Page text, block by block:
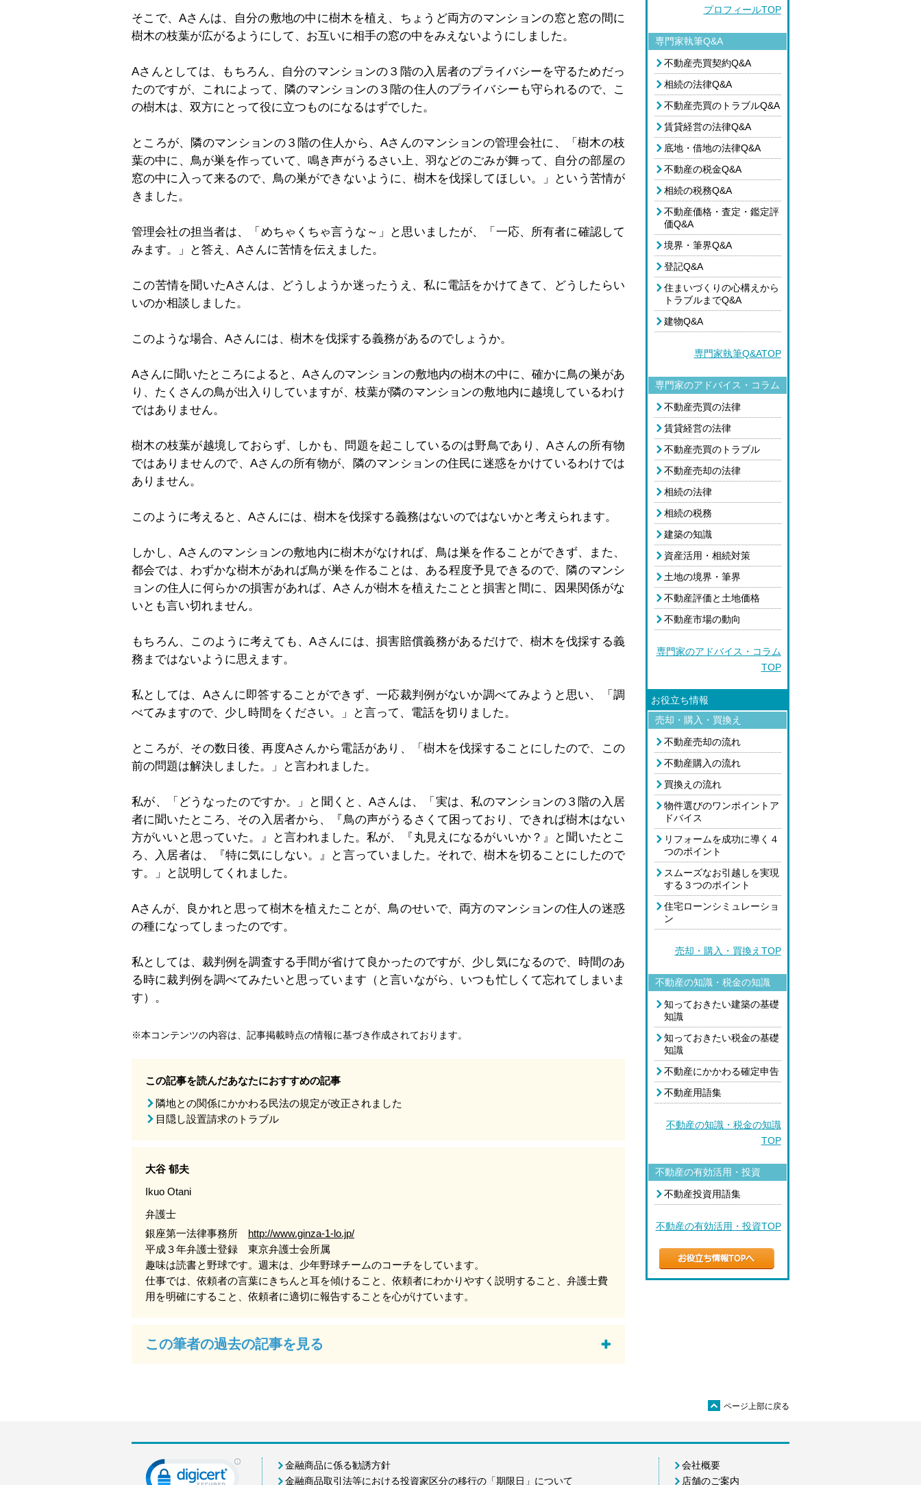
そこで、Aさんは、自分の敷地の中に樹木を植え、ちょうど両方のマンションの窓と窓の間に
樹木の枝葉が広がるようにして、お互いに相手の窓の中をみえないようにしました。
Aさんとしては、もちろん、自分のマンションの３階の入居者のプライバシーを守るためだっ
たのですが、これによって、隣のマンションの３階の住人のプライバシーも守られるので、こ
の樹木は、双方にとって役に立つものになるはずでした。
ところが、隣のマンションの３階の住人から、Aさんのマンションの管理会社に、「樹木の枝
葉の中に、鳥が巣を作っていて、鳴き声がうるさい上、羽などのごみが舞って、自分の部屋の
窓の中に入って来るので、鳥の巣ができないように、樹木を伐採してほしい。」という苦情が
きました。
管理会社の担当者は、「めちゃくちゃ言うな～」と思いましたが、「一応、所有者に確認して
みます。」と答え、Aさんに苦情を伝えました。
この苦情を聞いたAさんは、どうしようか迷ったうえ、私に電話をかけてきて、どうしたらい
いのか相談しました。
このような場合、Aさんには、樹木を伐採する義務があるのでしょうか。
Aさんに聞いたところによると、Aさんのマンションの敷地内の樹木の中に、確かに鳥の巣があ
り、たくさんの鳥が出入りしていますが、枝葉が隣のマンションの敷地内に越境しているわけ
ではありません。
樹木の枝葉が越境しておらず、しかも、問題を起こしているのは野鳥であり、Aさんの所有物
ではありませんので、Aさんの所有物が、隣のマンションの住民に迷惑をかけているわけでは
ありません。
このように考えると、Aさんには、樹木を伐採する義務はないのではないかと考えられます。
しかし、Aさんのマンションの敷地内に樹木がなければ、鳥は巣を作ることができず、また、
都会では、わずかな樹木があれば鳥が巣を作ることは、ある程度予見できるので、隣のマンシ
ョンの住人に何らかの損害があれば、Aさんが樹木を植えたことと損害と間に、因果関係がな
いとも言い切れません。
もちろん、このように考えても、Aさんには、損害賠償義務があるだけで、樹木を伐採する義
務まではないように思えます。
私としては、Aさんに即答することができず、一応裁判例がないか調べてみようと思い、「調
べてみますので、少し時間をください。」と言って、電話を切りました。
ところが、その数日後、再度Aさんから電話があり、「樹木を伐採することにしたので、この
前の問題は解決しました。」と言われました。
私が、「どうなったのですか。」と聞くと、Aさんは、「実は、私のマンションの３階の入居
者に聞いたところ、その入居者から、『鳥の声がうるさくて困っており、できれば樹木はない
方がいいと思っていた。』と言われました。私が、『丸見えになるがいいか？』と聞いたとこ
ろ、入居者は、『特に気にしない。』と言っていました。それで、樹木を切ることにしたので
す。」と説明してくれました。
Aさんが、良かれと思って樹木を植えたことが、鳥のせいで、両方のマンションの住人の迷惑
の種になってしまったのです。
私としては、裁判例を調査する手間が省けて良かったのですが、少し気になるので、時間のあ
る時に裁判例を調べてみたいと思っています（と言いながら、いつも忙しくて忘れてしまいま
す）。
※本コンテンツの内容は、記事掲載時点の情報に基づき作成されております。
この記事を読んだあなたにおすすめの記事
隣地との関係にかかわる民法の規定が改正されました
目隠し設置請求のトラブル
大谷 郁夫
Ikuo Otani
弁護士
銀座第一法律事務所 http://www.ginza-1-lo.jp/
平成３年弁護士登録 東京弁護士会所属
趣味は読書と野球です。週末は、少年野球チームのコーチをしています。
仕事では、依頼者の言葉にきちんと耳を傾けること、依頼者にわかりやすく説明すること、弁護士費
用を明確にすること、依頼者に適切に報告することを心がけています。
プロフィールTOP
専門家執筆Q&A
不動産売買契約Q&A
相続の法律Q&A
不動産売買のトラブルQ&A
賃貸経営の法律Q&A
底地・借地の法律Q&A
不動産の税金Q&A
相続の税務Q&A
不動産価格・査定・鑑定評
価Q&A
境界・筆界Q&A
登記Q&A
住まいづくりの心構えから
トラブルまでQ&A
建物Q&A
専門家執筆Q&ATOP
専門家のアドバイス・コラム
不動産売買の法律
賃貸経営の法律
不動産売買のトラブル
不動産売却の法律
相続の法律
相続の税務
建築の知識
資産活用・相続対策
土地の境界・筆界
不動産評価と土地価格
不動産市場の動向
専門家のアドバイス・コラム
TOP
お役立ち情報
売却・購入・買換え
不動産売却の流れ
不動産購入の流れ
買換えの流れ
物件選びのワンポイントア
ドバイス
リフォームを成功に導く４
つのポイント
スムーズなお引越しを実現
する３つのポイント
住宅ローンシミュレーショ
ン
売却・購入・買換えTOP
不動産の知識・税金の知識
知っておきたい建築の基礎
知識
知っておきたい税金の基礎
知識
不動産にかかわる確定申告
不動産用語集
不動産の知識・税金の知識
TOP
不動産の有効活用・投資
不動産投資用語集
不動産の有効活用・投資TOP
ü ページ上部に戻る
金融商品に係る勧誘方針
金融商品取引法等における投資家区分の移行の「期限日」について
会社概要
店舗のご案内